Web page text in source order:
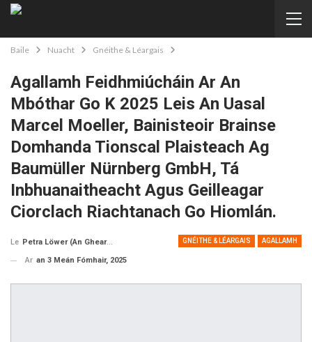
Baile Nuacht Gnéithe & Léargais
Agallamh Feidhmiúcháin Ar An
Mbóthar Go K 2025 Leis An Uasal
Marcel Moeller, Bainisteoir Brainse
Domhanda Tionscal Plaisteach Ag
Baumüller Nürnberg GmbH, Tá
Inbhuanaitheacht Agus Geilleagar
Ciorclach Riachtanach Go Hiomlán.
GNÉITHE & LÉARGAIS AGALLAMH
Le Petra Löwer (An Ghearmáin)
Ar an 3 Meán Fómhair, 2025